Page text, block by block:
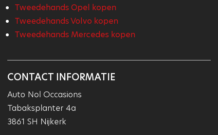
Tweedehands Opel kopen
Tweedehands Volvo kopen
Tweedehands Mercedes kopen
CONTACT INFORMATIE
Auto Nol Occasions
Tabaksplanter 4a
3861 SH Nijkerk